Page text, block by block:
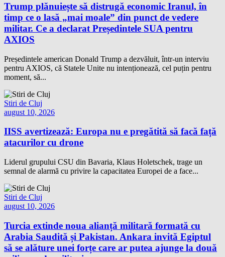
Trump plănuiește să distrugă economic Iranul, în
timp ce o lasă „mai moale” din punct de vedere
militar. Ce a declarat Președintele SUA pentru
AXIOS
Președintele american Donald Trump a dezvăluit, într-un interviu
pentru AXIOS, că Statele Unite nu intenționează, cel puțin pentru
moment, să...
Stiri de Cluj
august 10, 2026
IISS avertizează: Europa nu e pregătită să facă față
atacurilor cu drone
Liderul grupului CSU din Bavaria, Klaus Holetschek, trage un
semnal de alarmă cu privire la capacitatea Europei de a face...
Stiri de Cluj
august 10, 2026
Turcia extinde noua alianță militară formată cu
Arabia Saudită și Pakistan. Ankara invită Egiptul
să se alăture unei forțe care ar putea ajunge la două